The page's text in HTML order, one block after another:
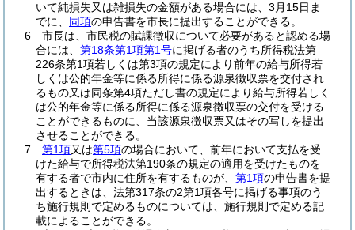
いて純損失又は雑損失の金額がある場合には、3月15日ま
でに、 同項の申告書を市長に提出することができる。
6
市長は、市民税の賦課徴収について必要があると認める場
合には、 第18条第1項第1号に掲げる者のうち所得税法第
226条第1項若しくは第3項の規定により前年の給与所得若
しくは公的年金等に係る所得に係る源泉徴収票を交付され
るもの又は同条第4項ただし書の規定により給与所得若しく
は公的年金等に係る所得に係る源泉徴収票の交付を受ける
ことができるものに、当該源泉徴収票又はその写しを提出
させることができる。
7
第1項又は第5項の場合において、前年において支払を受
けた給与で所得税法第190条の規定の適用を受けたものを
有する者で市内に住所を有するものが、 第1項の申告書を提
出するときは、法第317条の2第1項各号に掲げる事項のう
ち施行規則で定めるものについては、施行規則で定める記
載によることができる。